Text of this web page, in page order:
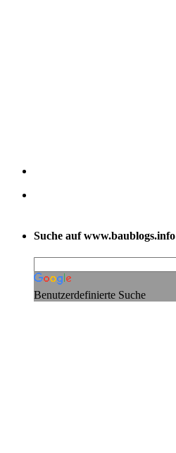
Suche auf www.baublogs.info
Benutzerdefinierte Suche